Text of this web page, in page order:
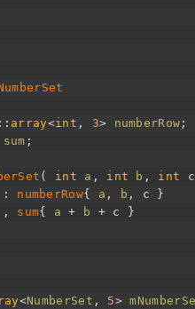
:: array<int , 3> numberRow ;
sum ;
( int a , int b , int c
:
numberRow{ a , b , c
}
,
sum{ a + b + c
}
<NumberSet , 5>